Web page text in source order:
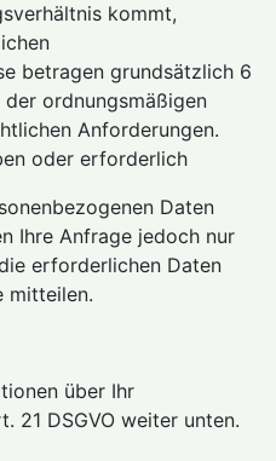
kommt,
betragen grundsätzlich 6
ordnungsmäßigen
Anforderungen.
oder erforderlich
Daten
Ihre Anfrage jedoch nur
erforderlichen Daten
mitteilen.
über Ihr
21 DSGVO weiter unten.